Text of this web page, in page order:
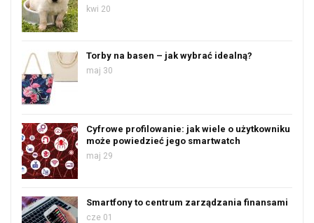
kwi 20
Torby na basen – jak wybrać idealną?
maj 30
Cyfrowe profilowanie: jak wiele o użytkowniku
może powiedzieć jego smartwatch
maj 29
Smartfony to centrum zarządzania finansami
cze 01